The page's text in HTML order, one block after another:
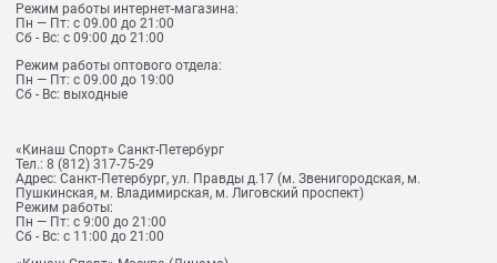
Режим работы интернет-магазина:
Пн — Пт: с 09.00 до 21:00
Сб - Вс: с 09:00 до 21:00
Режим работы оптового отдела:
Пн — Пт: с 09.00 до 19:00
Сб - Вс: выходные
«Кинаш Спорт» Санкт-Петербург
Тел.: 8 (812) 317-75-29
Адрес: Санкт-Петербург, ул. Правды д.17 (м. Звенигородская, м.
Пушкинская, м. Владимирская, м. Лиговский проспект)
Режим работы:
Пн — Пт: с 9:00 до 21:00
Сб - Вс: с 11:00 до 21:00